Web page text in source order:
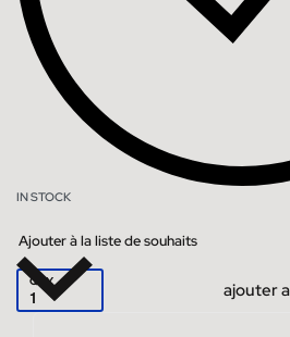
IN STOCK
Ajouter à la liste de souhaits
QTY ajouter